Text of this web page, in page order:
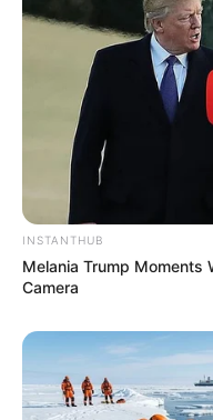
INSTANTHUB
Melania Trump Moments
Camera